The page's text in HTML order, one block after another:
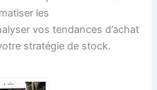
les
vos tendances d’achat
stratégie de stock.